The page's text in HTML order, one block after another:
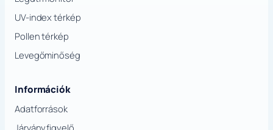
UV-index térkép
Pollen térkép
Levegőminőség
Információk
Adatforrások